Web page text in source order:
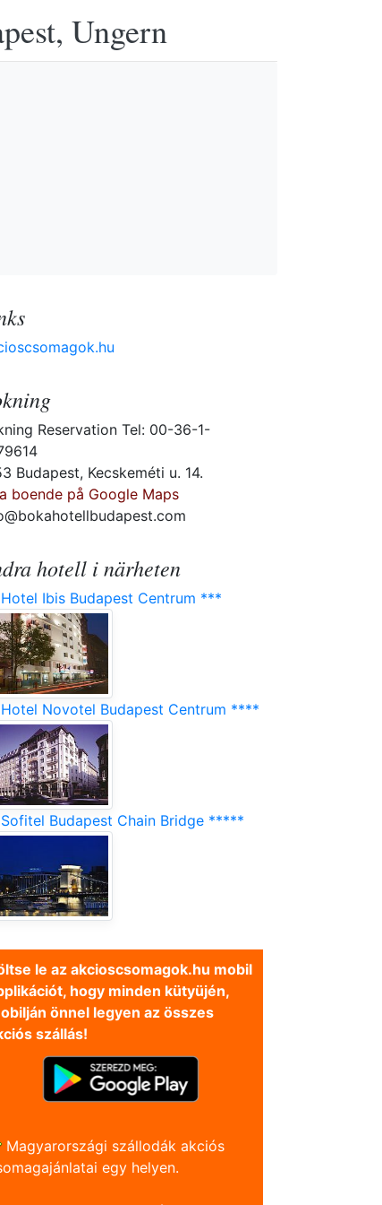
Ungern
Reservation Tel: 00-36-1-
Budapest, Kecskeméti u. 14.
boende på Google Maps
hotell i närheten
Ibis Budapest Centrum ***
Novotel Budapest Centrum ****
Budapest Chain Bridge *****
le az akcioscsomagok.hu mobil
hogy minden kütyüjén,
önnel legyen az összes
szállás!
Magyarországi szállodák akciós
egy helyen.